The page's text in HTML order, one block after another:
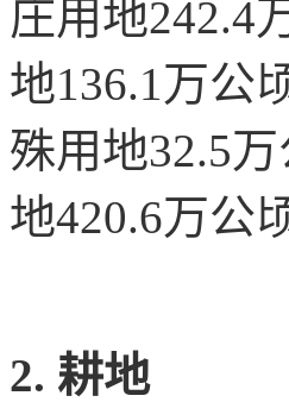
庄用地242.4
地136.1万公
殊用地32.5
地420.6万公
2. 耕地